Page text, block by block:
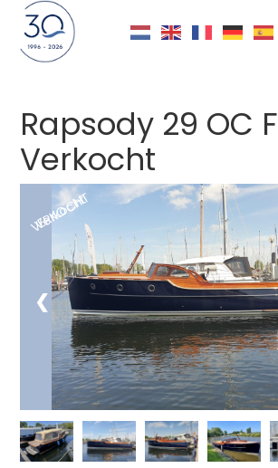
Rapsody 29 OC F
Verkocht
VERKOCHT
Verkocht
❮